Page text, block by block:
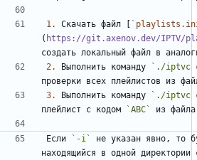
1. Скачать файл [
( https://git.axenov.dev/IPTV/
создать локальный файл в
2.
Выполнить команду
`./iptvc
проверки всех плейлистов из
3.
Выполнить команду
`./iptvc
плейлист с кодом
`ABC` из
Если `-i` не указан явно, то